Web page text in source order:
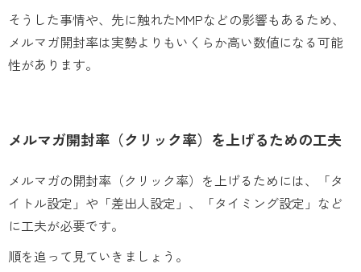
そうした事情や、先に触れたMMPなどの影響もあるため、
メルマガ開封率は実勢よりもいくらか高い数値になる可能
性があります。
メルマガ開封率（クリック率）を上げるための工夫
メルマガの開封率（クリック率）を上げるためには、「タ
イトル設定」や「差出人設定」、「タイミング設定」など
に工夫が必要です。
順を追って見ていきましょう。